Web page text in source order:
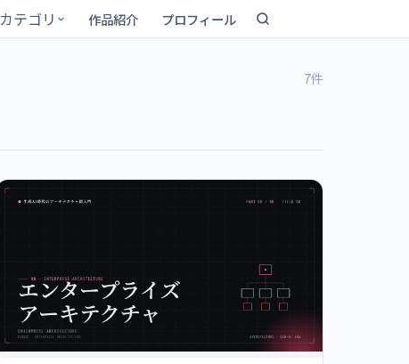
カテゴリ 作品紹介 プロフィール
7件